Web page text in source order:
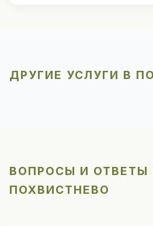
ДРУГИЕ УСЛУГИ В
ВОПРОСЫ И ОТВЕТЫ
ПОХВИСТНЕВО